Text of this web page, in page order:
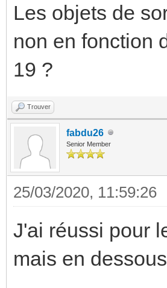
Les objets de
non en fonction
19 ?
Trouver
fabdu26
Senior Member
25/03/2020, 11:59:26
J'ai réussi pour
mais en